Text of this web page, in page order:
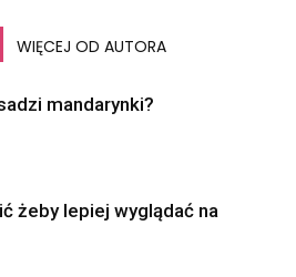
WIĘCEJ OD AUTORA
mandarynki?
żeby lepiej wyglądać na